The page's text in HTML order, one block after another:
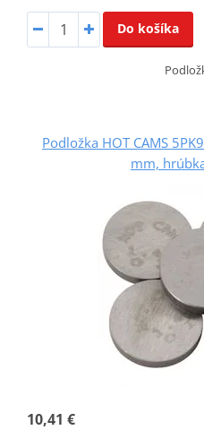
Do košíka
Podložka HOT CAMS
mm,
10,41 €